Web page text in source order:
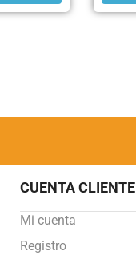
CUENTA CLIENTE
Mi cuenta
Registro